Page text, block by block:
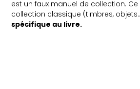
est un faux manuel de collection. Ce
collection classique (timbres,
spécifique au livre.